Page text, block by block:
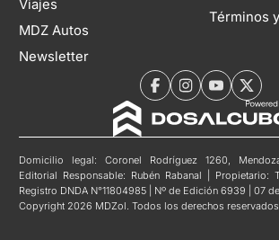
Viajes
MDZ Autos
Newsletter
Términos
Domicilio legal: Coronel Rodríguez 1260,
Editorial Responsable: Rubén Rabanal | Propietario:
Registro DNDA N°11804985 | Nº de Edición 6939 | 07
Copyright 2026 MDZol. Todos los derechos